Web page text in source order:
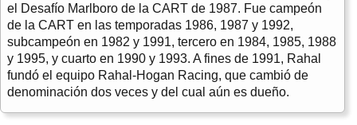
el Desafío Marlboro de la CART de 1987. Fue campeón
de la CART en las temporadas 1986, 1987 y 1992,
subcampeón en 1982 y 1991, tercero en 1984, 1985, 1988
y 1995, y cuarto en 1990 y 1993. A fines de 1991, Rahal
fundó el equipo Rahal-Hogan Racing, que cambió de
denominación dos veces y del cual aún es dueño.